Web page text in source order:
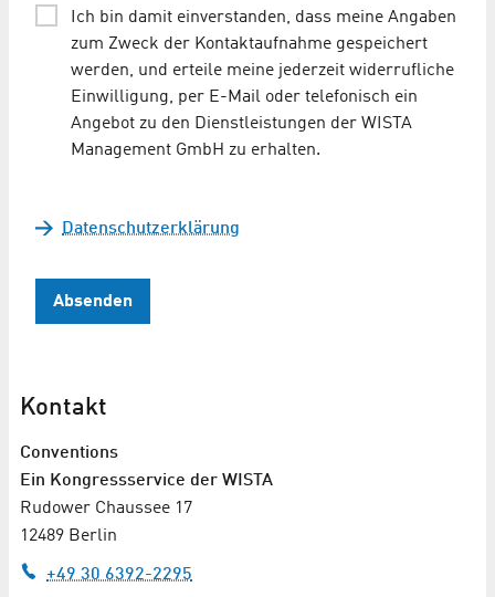
Ich bin damit einverstanden, dass meine Angaben
zum Zweck der Kontaktaufnahme gespeichert
werden, und erteile meine jederzeit widerrufliche
Einwilligung, per E-Mail oder telefonisch ein
Angebot zu den Dienstleistungen der WISTA
Management GmbH zu erhalten.
Datenschutzerklärung
Absenden
Kontakt
Conventions
Ein Kongressservice der WISTA
Rudower Chaussee 17
12489 Berlin
+49 30 6392-2295